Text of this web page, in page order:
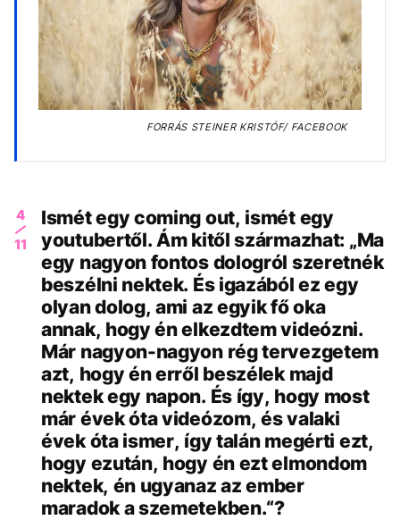
FORRÁS STEINER KRISTÓF/ FACEBOOK
4
11
Ismét egy coming out, ismét egy
youtubertől. Ám kitől származhat: „Ma
egy nagyon fontos dologról szeretnék
beszélni nektek. És igazából ez egy
olyan dolog, ami az egyik fő oka
annak, hogy én elkezdtem videózni.
Már nagyon-nagyon rég tervezgetem
azt, hogy én erről beszélek majd
nektek egy napon. És így, hogy most
már évek óta videózom, és valaki
évek óta ismer, így talán megérti ezt,
hogy ezután, hogy én ezt elmondom
nektek, én ugyanaz az ember
maradok a szemetekben.“?